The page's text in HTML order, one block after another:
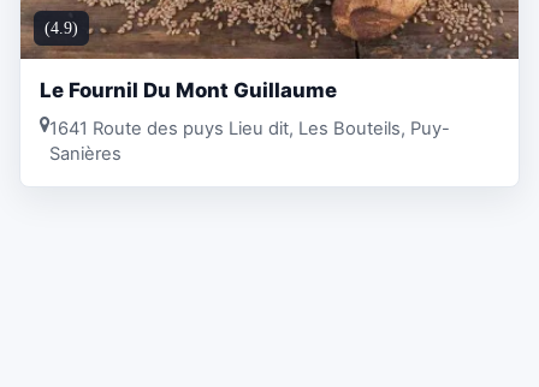
(4.9)
Le Fournil Du Mont Guillaume
1641 Route des puys Lieu dit, Les Bouteils, Puy-
Sanières